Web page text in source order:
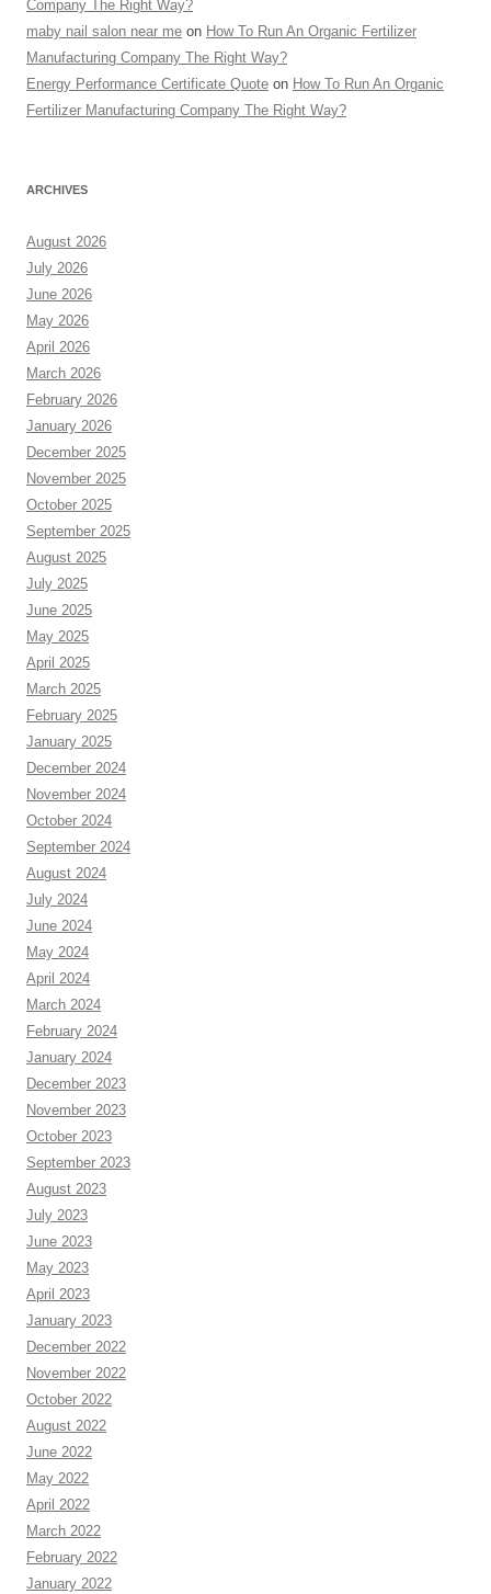
Company The Right Way?
maby nail salon near me on How To Run An Organic Fertilizer
Manufacturing Company The Right Way?
Energy Performance Certificate Quote on How To Run An Organic
Fertilizer Manufacturing Company The Right Way?
ARCHIVES
August 2026
July 2026
June 2026
May 2026
April 2026
March 2026
February 2026
January 2026
December 2025
November 2025
October 2025
September 2025
August 2025
July 2025
June 2025
May 2025
April 2025
March 2025
February 2025
January 2025
December 2024
November 2024
October 2024
September 2024
August 2024
July 2024
June 2024
May 2024
April 2024
March 2024
February 2024
January 2024
December 2023
November 2023
October 2023
September 2023
August 2023
July 2023
June 2023
May 2023
April 2023
January 2023
December 2022
November 2022
October 2022
August 2022
June 2022
May 2022
April 2022
March 2022
February 2022
January 2022